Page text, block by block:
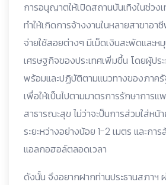
การอนุญาตให้เปิดสถานบันเทิงในช่วง
ทำให้เกิดการจ้างงานในหลายสาขาอา
จ่ายใช้สอยต่างๆ มีเม็ดเงินสะพัดและหมุ
เศรษฐกิจของประเทศเพิ่มขึ้น โดยผู้ปร
พร้อมและปฏิบัติตามแนวทางของภาค
เพื่อให้เป็นไปตามมาตรการรักษาการแ
สาธารณะสุข ไม่ว่าจะป็นการส่วมใส่หน้
ระยะหว่างอย่างน้อย 1-2 เมตร และกา
แอลกอฮอล์ตลอดเวลา
ดังนั้น จึงอยากฝากท่านประธานสภาฯ